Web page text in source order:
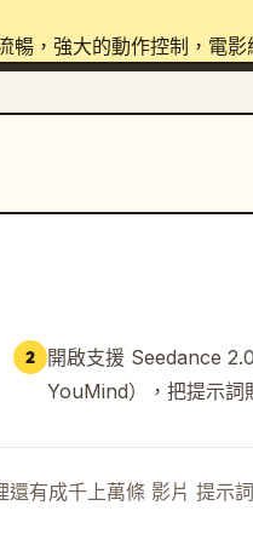
暢，強大的動作控制，電
或更高解析度，流
2 開啟支援 Seedance
YouMind），把提示詞
有成千上萬條 影片 提示